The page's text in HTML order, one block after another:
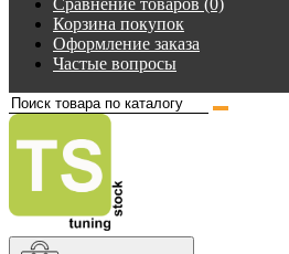
Сравнение товаров (0)
Корзина покупок
Оформление заказа
Частые вопросы